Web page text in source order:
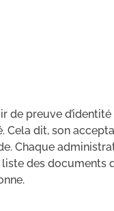
de preuve
Cela dit, son
Chaque
des documents